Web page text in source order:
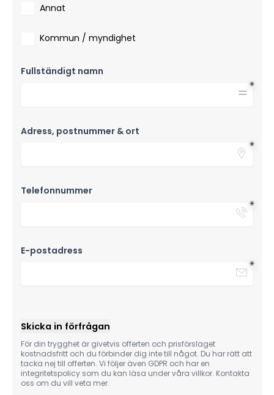
Annat
Kommun / myndighet
Fullständigt namn
Adress, postnummer & ort
Telefonnummer
E-postadress
Skicka in förfrågan
För din trygghet är givetvis offerten och prisförslaget
kostnadsfritt och du förbinder dig inte till något. Du har rätt att
tacka nej till offerten. Vi följer även GDPR och har en
integritetspolicy som du kan läsa under våra villkor. Kontakta
oss om du vill veta mer.